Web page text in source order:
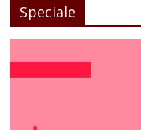
Speciale